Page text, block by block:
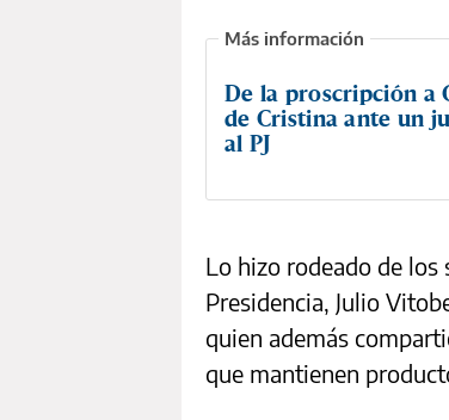
De la proscripción a
de Cristina ante un
al PJ
Lo hizo rodeado de los
Presidencia, Julio
quien además
que mantienen